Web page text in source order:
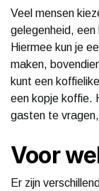
Veel mensen
gelegenheid,
Hiermee kun je
maken,
kunt een
een kopje koffie.
gasten te
Voor
Er zijn